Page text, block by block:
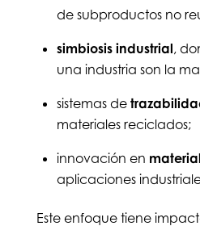
de subproductos no
simbiosis industrial,
una industria son la
sistemas de
materiales reciclados;
innovación en
aplicaciones
Este enfoque tiene